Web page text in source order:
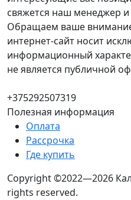
свяжется наш менеджер и
Обращаем ваше
интернет-сайт носит
информационный
не является публичной
+375292507319
Полезная информация
Оплата
Рассрочка
Где купить
Copyright ©2022—2026
rights reserved.